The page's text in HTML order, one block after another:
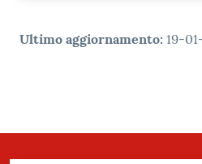
Ultimo aggiornamento: 19-